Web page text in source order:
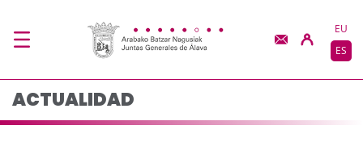
Las Juntas GeneralesEU
ES
ACTUALIDAD